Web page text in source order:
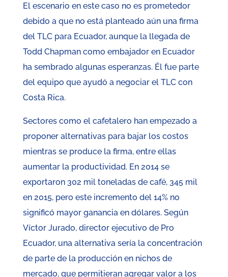
El escenario en este caso no es prometedor
debido a que no está planteado aún una firma
del TLC para Ecuador, aunque la llegada de
Todd Chapman como embajador en Ecuador
ha sembrado algunas esperanzas. Él fue parte
del equipo que ayudó a negociar el TLC con
Costa Rica.
Sectores como el cafetalero han empezado a
proponer alternativas para bajar los costos
mientras se produce la firma, entre ellas
aumentar la productividad. En 2014 se
exportaron 302 mil toneladas de café, 345 mil
en 2015, pero este incremento del 14% no
significó mayor ganancia en dólares. Según
Víctor Jurado, director ejecutivo de Pro
Ecuador, una alternativa sería la concentración
de parte de la producción en nichos de
mercado, que permitieran agregar valor a los